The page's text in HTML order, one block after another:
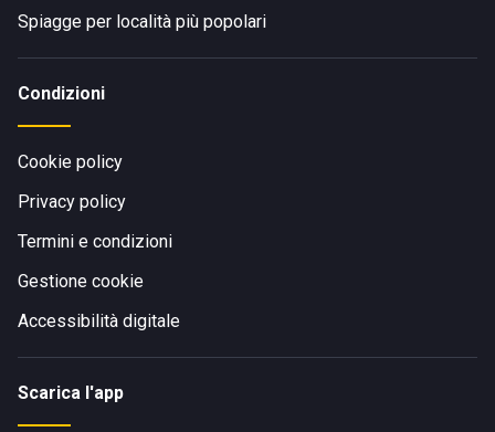
Spiagge per località più popolari
Condizioni
Cookie policy
Privacy policy
Termini e condizioni
Gestione cookie
Accessibilità digitale
Scarica l'app